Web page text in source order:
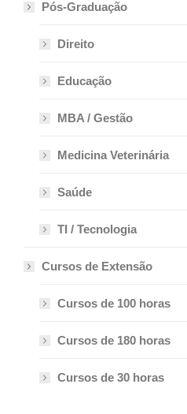
Pós-Graduação
Direito
Educação
MBA / Gestão
Medicina Veterinária
Saúde
TI / Tecnologia
Cursos de Extensão
Cursos de 100 horas
Cursos de 180 horas
Cursos de 30 horas